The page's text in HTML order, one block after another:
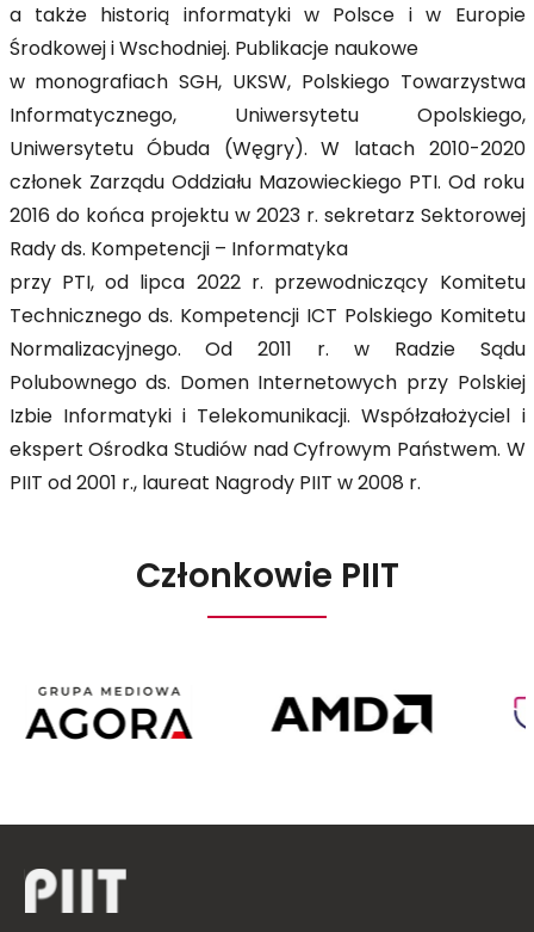
a także historią informatyki w Polsce i w Europie
Środkowej i Wschodniej. Publikacje naukowe
w monografiach SGH, UKSW, Polskiego Towarzystwa
Informatycznego, Uniwersytetu Opolskiego,
Uniwersytetu Óbuda (Węgry). W latach 2010-2020
członek Zarządu Oddziału Mazowieckiego PTI. Od roku
2016 do końca projektu w 2023 r. sekretarz Sektorowej
Rady ds. Kompetencji – Informatyka
przy PTI, od lipca 2022 r. przewodniczący Komitetu
Technicznego ds. Kompetencji ICT Polskiego Komitetu
Normalizacyjnego. Od 2011 r. w Radzie Sądu
Polubownego ds. Domen Internetowych przy Polskiej
Izbie Informatyki i Telekomunikacji. Współzałożyciel i
ekspert Ośrodka Studiów nad Cyfrowym Państwem. W
PIIT od 2001 r., laureat Nagrody PIIT w 2008 r.
Członkowie PIIT
Agora
Poland